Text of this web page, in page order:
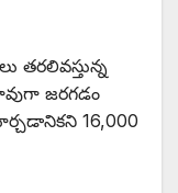
తరలివస్తున్న
జరగడం
16,000